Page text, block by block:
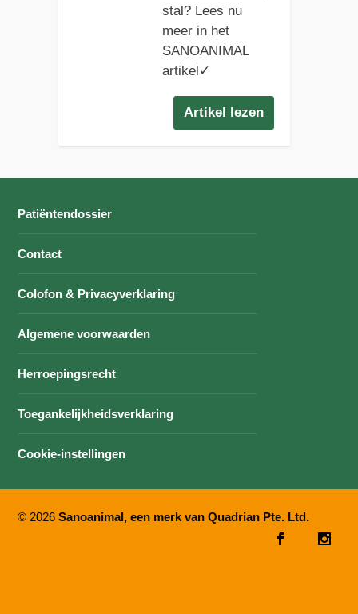
stal? Lees nu
meer in het
SANOANIMAL
artikel✓
Artikel lezen
Patiëntendossier
Contact
Colofon & Privacyverklaring
Algemene voorwaarden
Herroepingsrecht
Toegankelijkheidsverklaring
Cookie-instellingen
© 2026Sanoanimal, een merk van Quadrian Pte. Ltd.